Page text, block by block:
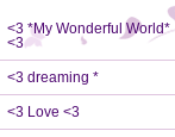
<3 *My Wonderful World*
<3
<3 dreaming *
<3 Love <3